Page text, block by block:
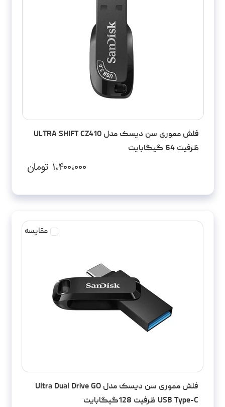
فلش مموری سن دیسک مدل ULTRA SHIFT CZ410
ظرفیت 64 گیگابایت
۱،۴۰۰،۰۰۰ تومان
مقایسه
فلش مموری سن دیسک مدل Ultra Dual Drive GO
USB Type-C ظرفیت 128گیگابایت